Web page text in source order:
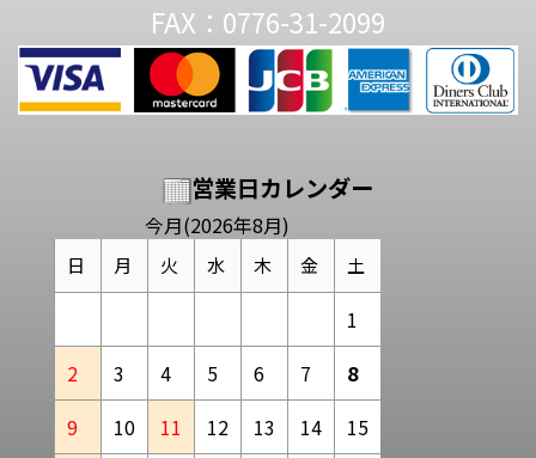
FAX：0776-31-2099
営業日カレンダー
今月(2026年8月)
日 月 火 水 木 金 土
1
2
3 4 5 6 7
8
9
10 11 12 13 14
15